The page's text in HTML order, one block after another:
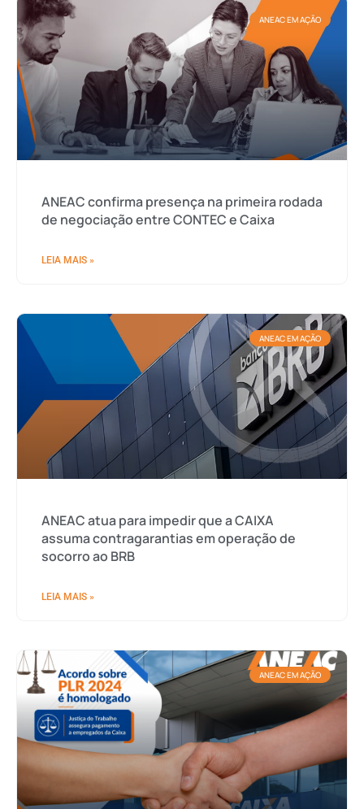
ANEAC EM AÇÃO
ANEAC confirma presença na primeira rodada
de negociação entre CONTEC e Caixa
LEIA MAIS »
ANEAC EM AÇÃO
ANEAC atua para impedir que a CAIXA
assuma contragarantias em operação de
socorro ao BRB
LEIA MAIS »
ANEAC EM AÇÃO